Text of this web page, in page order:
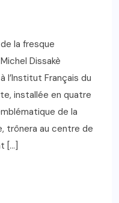
la fresque
Dissakè
l’Institut Français du
installée en quatre
de la
trônera au centre de
[…]